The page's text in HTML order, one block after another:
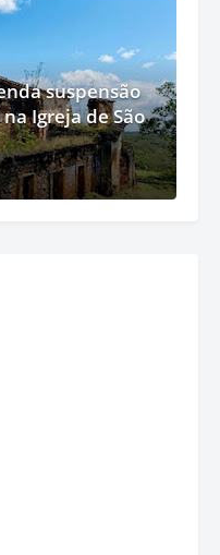
suspensão
Igreja de São